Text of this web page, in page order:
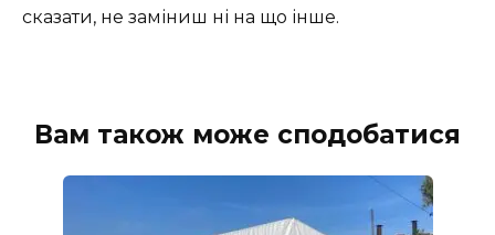
сказати, не заміниш ні на що інше.
Вам також може сподобатися